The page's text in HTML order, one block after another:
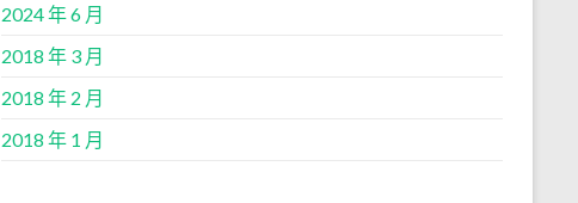
2024 年 6 月
2018 年 3 月
2018 年 2 月
2018 年 1 月